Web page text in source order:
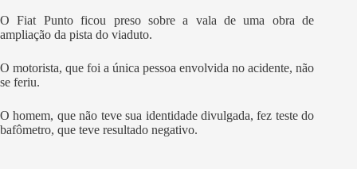
O Fiat Punto ficou preso sobre a vala de uma obra de
ampliação da pista do viaduto.
O motorista, que foi a única pessoa envolvida no acidente, não
se feriu.
O homem, que não teve sua identidade divulgada, fez teste do
bafômetro, que teve resultado negativo.